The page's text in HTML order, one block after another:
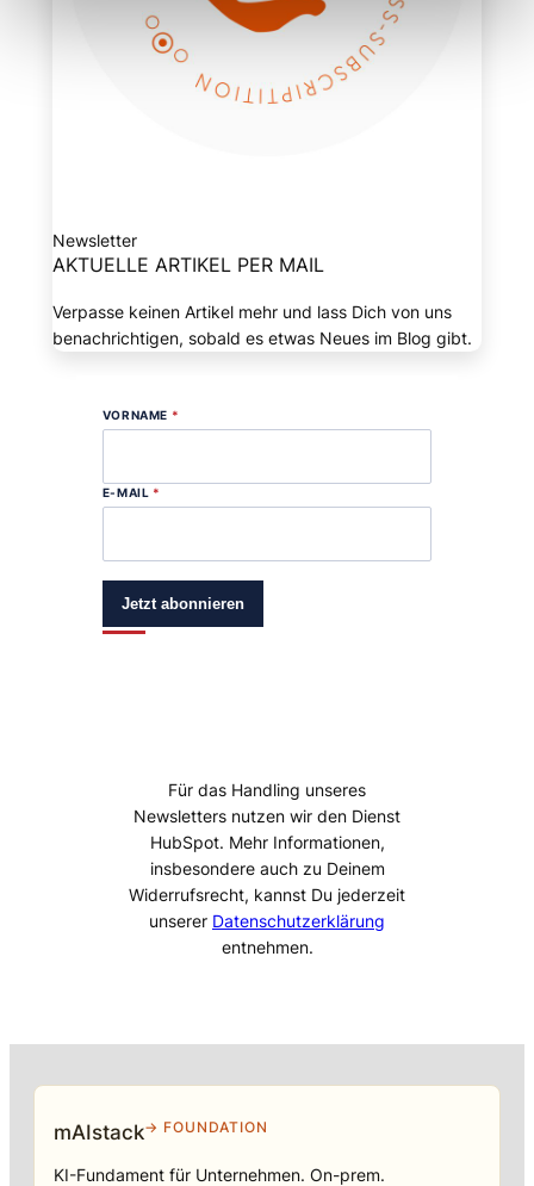
Newsletter
AKTUELLE ARTIKEL PER MAIL
Verpasse keinen Artikel mehr und lass Dich von uns
benachrichtigen, sobald es etwas Neues im Blog gibt.
VORNAME *
E-MAIL *
Jetzt abonnieren
Für das Handling unseres
Newsletters nutzen wir den Dienst
HubSpot. Mehr Informationen,
insbesondere auch zu Deinem
Widerrufsrecht, kannst Du jederzeit
unserer Datenschutzerklärung
entnehmen.
mAIstack→ FOUNDATION
KI-Fundament für Unternehmen. On-prem.